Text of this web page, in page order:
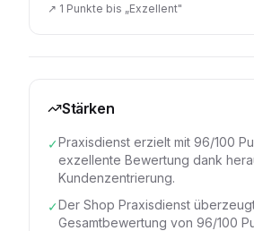
↗ 1 Punkte bis „Exzellent"
Stärken
✓Praxisdienst erzielt mit 96/100
exzellente Bewertung dank
Kundenzentrierung.
✓Der Shop Praxisdienst
Gesamtbewertung von 96/100